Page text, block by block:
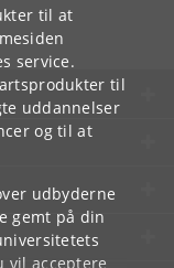
til at
service.
til
uddannelser
og til at
udbyderne
gemt på din
vil acceptere